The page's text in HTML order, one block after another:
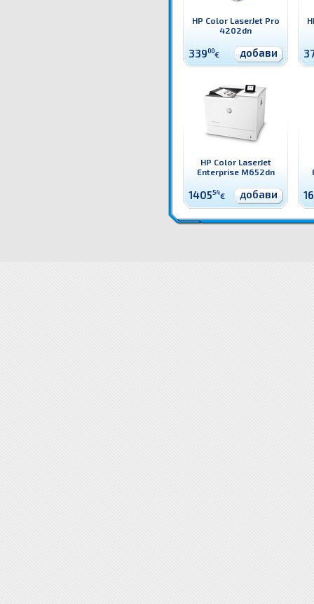
HP Color LaserJet Pro
4202dn
33900€ добави
HP Color LaserJet
Enterprise M652dn
140554€ добави